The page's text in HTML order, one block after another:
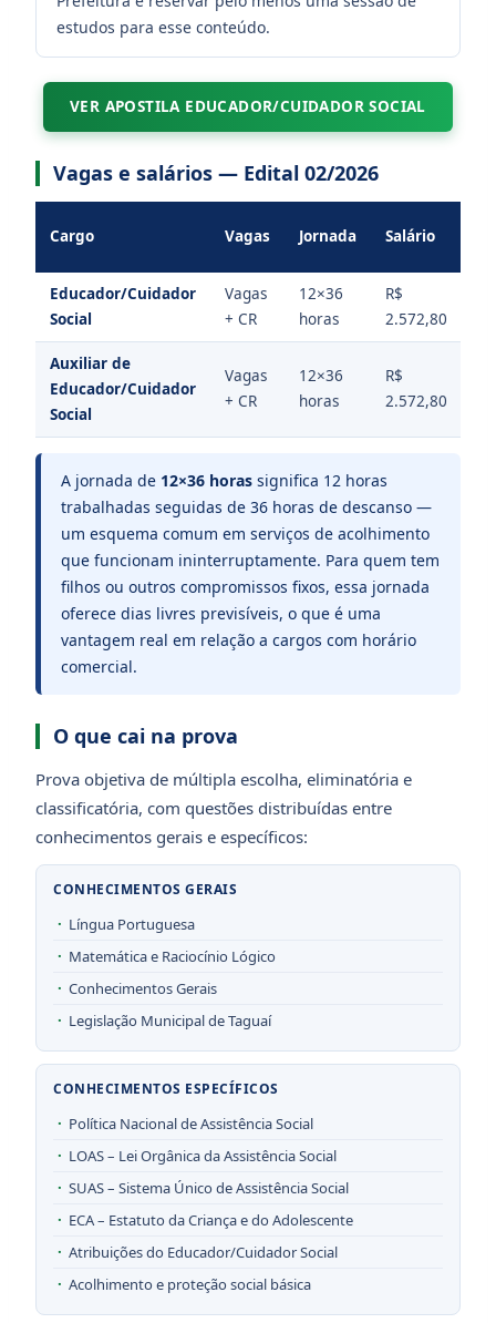
estudos para esse conteúdo.
VER APOSTILA EDUCADOR/CUIDADOR SOCIAL
Vagas e salários — Edital 02/2026
Cargo Vagas Jornada Salário
Educador/Cuidador
Social
Vagas
+ CR
12×36
horas
R$
2.572,80
Auxiliar de
Educador/Cuidador
Social
Vagas
+ CR
12×36
horas
R$
2.572,80
A jornada de 12×36 horas significa 12 horas
trabalhadas seguidas de 36 horas de descanso —
um esquema comum em serviços de acolhimento
que funcionam ininterruptamente. Para quem tem
filhos ou outros compromissos fixos, essa jornada
oferece dias livres previsíveis, o que é uma
vantagem real em relação a cargos com horário
comercial.
O que cai na prova
Prova objetiva de múltipla escolha, eliminatória e
classificatória, com questões distribuídas entre
conhecimentos gerais e específicos:
CONHECIMENTOS GERAIS
Língua Portuguesa
Matemática e Raciocínio Lógico
Conhecimentos Gerais
Legislação Municipal de Taguaí
CONHECIMENTOS ESPECÍFICOS
Política Nacional de Assistência Social
LOAS – Lei Orgânica da Assistência Social
SUAS – Sistema Único de Assistência Social
ECA – Estatuto da Criança e do Adolescente
Atribuições do Educador/Cuidador Social
Acolhimento e proteção social básica